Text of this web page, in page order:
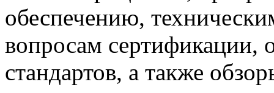
обеспечению,
вопросам
стандартов, а также